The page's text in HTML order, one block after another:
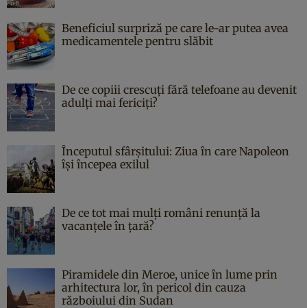
Beneficiul surpriză pe care le-ar putea avea
medicamentele pentru slăbit
De ce copiii crescuți fără telefoane au devenit
adulți mai fericiți?
Începutul sfârşitului: Ziua în care Napoleon
îşi începea exilul
De ce tot mai mulți români renunță la
vacanțele în țară?
Piramidele din Meroe, unice în lume prin
arhitectura lor, în pericol din cauza
războiului din Sudan